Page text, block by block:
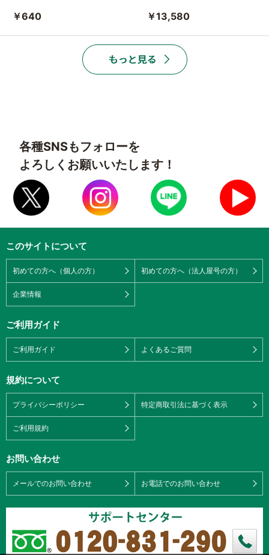
￥640 ￥13,580
各種SNSもフォローを
よろしくお願いいたします！
このサイトについて
初めての方へ（個人の方） 初めての方へ（法人屋号の方）
企業情報
ご利用ガイド
ご利用ガイド よくあるご質問
規約について
プライバシーポリシー 特定商取引法に基づく表示
ご利用規約
お問い合わせ
メールでのお問い合わせ お電話でのお問い合わせ